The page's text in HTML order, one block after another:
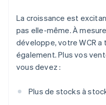
La croissance est
pas elle-même. À
développe, votre WCR
également. Plus vos
vous devez :
Plus de stocks à